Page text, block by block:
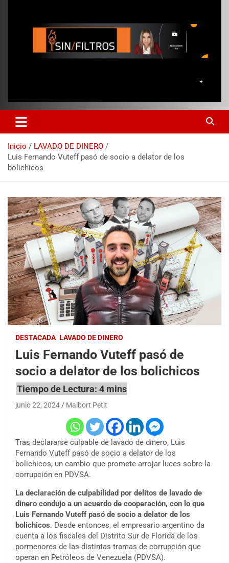
Inicio
LAVADO DE DINERO
Luis Fernando Vuteff pasó de socio a delator de los
bolichicos
DESTACADA LAVADO DE DINERO
Luis Fernando Vuteff pasó de
socio a delator de los bolichicos
junio 22, 2024 Maibort Petit
Tras declararse culpable de lavado de dinero, Luis
Fernando Vuteff pasó de socio a delator de los
bolichicos, un cambio que promete arrojar luces sobre la
corrupción en PDVSA.
La declaración de culpabilidad por delitos de lavado de
dinero condujo a un acuerdo de cooperación, con lo que
Luis Fernando Vuteff pasó de socio a delator de los
bolichicos. Desde entonces, el empresario argentino da
cuenta a los fiscales del Distrito Sur de Florida de los
pormenores de las distintas tramas de corrupción que
operan en Petróleos de Venezuela (PDVSA).